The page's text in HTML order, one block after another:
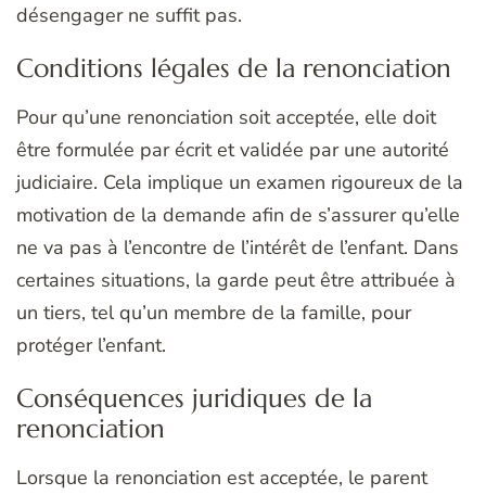
désengager ne suffit pas.
Conditions légales de la renonciation
Pour qu’une renonciation soit acceptée, elle doit
être formulée par écrit et validée par une autorité
judiciaire. Cela implique un examen rigoureux de la
motivation de la demande afin de s’assurer qu’elle
ne va pas à l’encontre de l’intérêt de l’enfant. Dans
certaines situations, la garde peut être attribuée à
un tiers, tel qu’un membre de la famille, pour
protéger l’enfant.
Conséquences juridiques de la
renonciation
Lorsque la renonciation est acceptée, le parent